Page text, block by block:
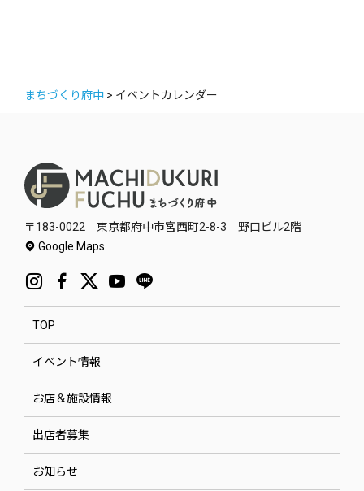
まちづくり府中 > イベントカレンダー
〒183-0022 東京都府中市宮西町2-8-3 野口ビル2階
Google Maps
TOP
イベント情報
お店＆施設情報
出店者募集
お知らせ